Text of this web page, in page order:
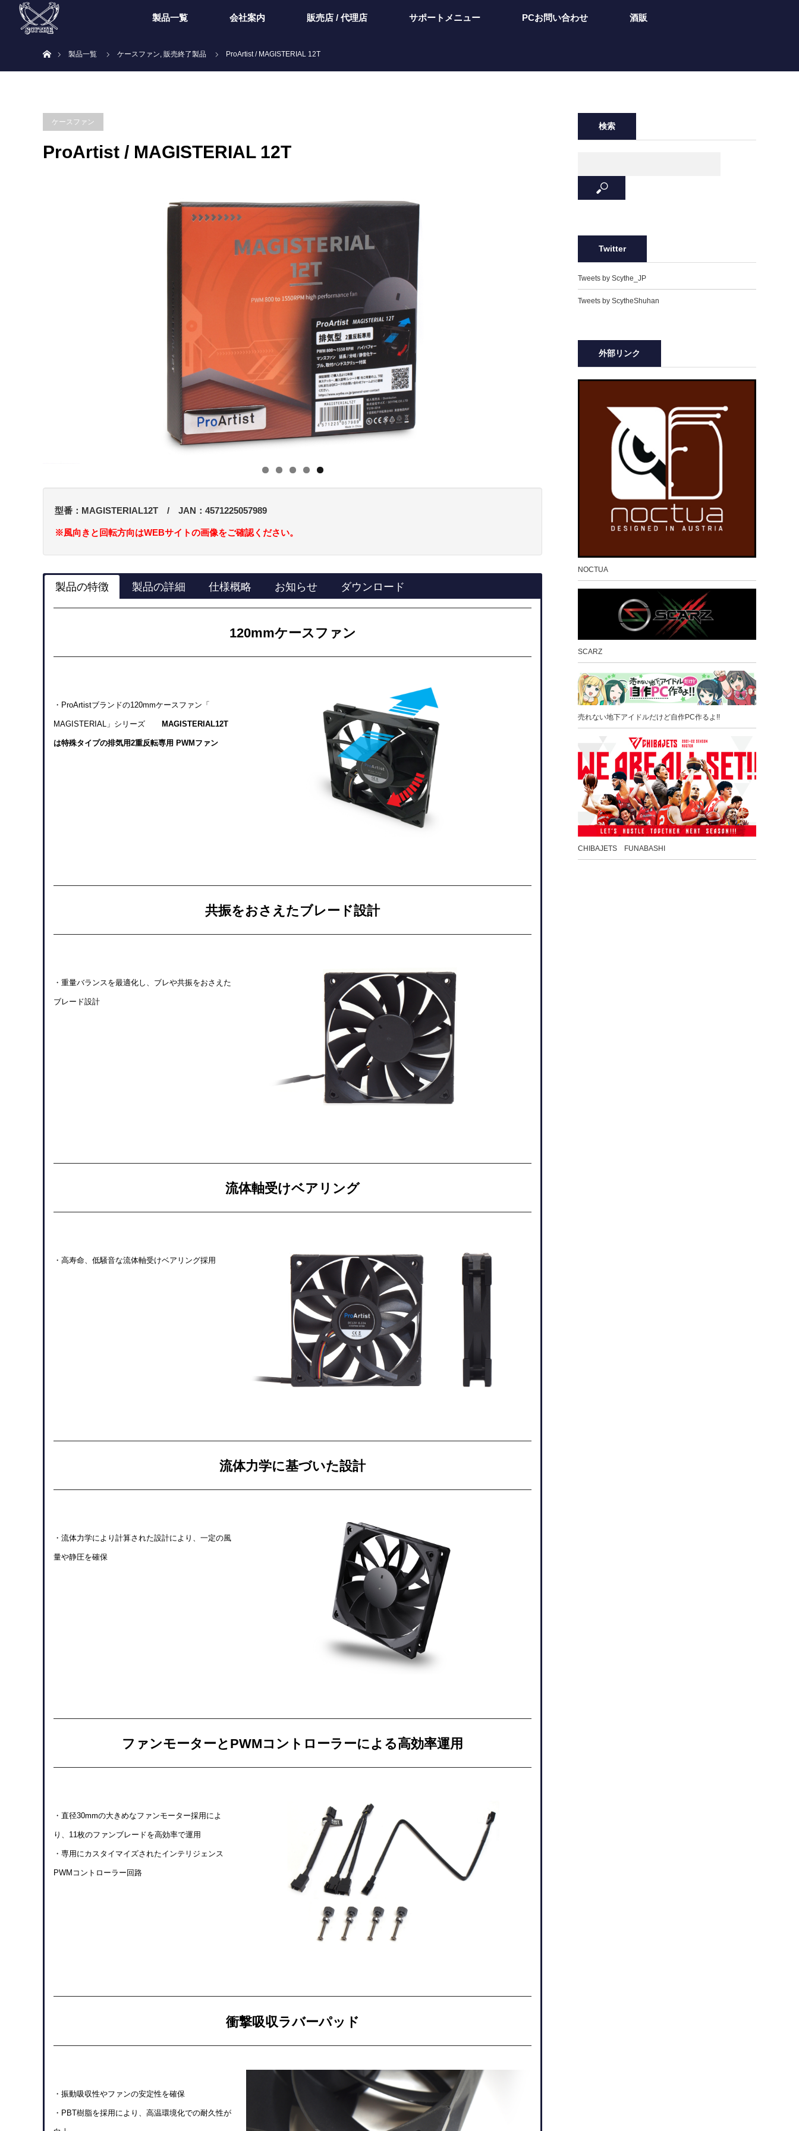
製品一覧 会社案内 販売店 / 代理店 サポートメニュー PCお問い合わせ 酒販
製品一覧
ケースファン, 販売終了製品 ProArtist / MAGISTERIAL 12T
ケースファン
ProArtist / MAGISTERIAL 12T
型番：MAGISTERIAL12T / JAN：4571225057989
※風向きと回転方向はWEBサイトの画像をご確認ください。
製品の特徴 製品の詳細 仕様概略 お知らせ ダウンロード
120mmケースファン
・ProArtistブランドの120mmケースファン「
MAGISTERIAL」シリーズ MAGISTERIAL12T
は特殊タイプの排気用2重反転専用 PWMファン
共振をおさえたブレード設計
・重量バランスを最適化し、ブレや共振をおさえた
ブレード設計
流体軸受けベアリング
・高寿命、低騒音な流体軸受けベアリング採用
流体力学に基づいた設計
・流体力学により計算された設計により、一定の風
量や静圧を確保
ファンモーターとPWMコントローラーによる高効率運用
・直径30mmの大きめなファンモーター採用によ
り、 11枚のファンブレードを高効率で運用
・専用にカスタイマイズされたインテリジェンス
PWMコントローラー回路
衝撃吸収ラバーパッド
・振動吸収性やファンの安定性を確保
・PBT樹脂を採用により、高温環境化での耐久性が
検索
Twitter
Tweets by Scythe_JP
Tweets by ScytheShuhan
外部リンク
NOCTUA
SCARZ
売れない地下アイドルだけど自作PC作るよ!!
CHIBAJETS FUNABASHI